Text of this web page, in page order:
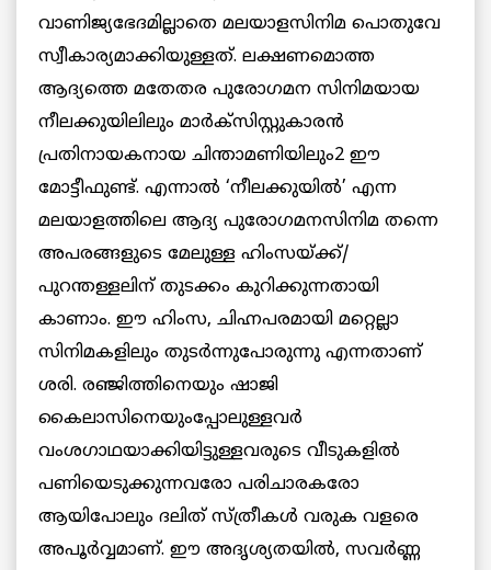
വാണിജ്യഭേദമില്ലാതെ മലയാളസിനിമ പൊതുവേ
സ്വീകാര്യമാക്കിയുള്ളത്. ലക്ഷണമൊത്ത
ആദ്യത്തെ മതേതര പുരോഗമന സിനിമയായ
നീലക്കുയിലിലും മാര്‍ക്‌സിസ്റ്റുകാരന്‍
പ്രതിനായകനായ ചിന്താമണിയിലും2 ഈ
മോട്ടീഫുണ്ട്. എന്നാല്‍ ‘നീലക്കുയില്‍’ എന്ന
മലയാളത്തിലെ ആദ്യ പുരോഗമനസിനിമ തന്നെ
അപരങ്ങളുടെ മേലുള്ള ഹിംസയ്ക്ക്/
പുറന്തള്ളലിന് തുടക്കം കുറിക്കുന്നതായി
കാണാം. ഈ ഹിംസ, ചിഹ്നപരമായി മറ്റെല്ലാ
സിനിമകളിലും തുടര്‍ന്നുപോരുന്നു എന്നതാണ്
ശരി. രഞ്ജിത്തിനെയും ഷാജി
കൈലാസിനെയുംപ്പോലുള്ളവര്‍
വംശഗാഥയാക്കിയിട്ടുള്ളവരുടെ വീടുകളില്‍
പണിയെടുക്കുന്നവരോ പരിചാരകരോ
ആയിപോലും ദലിത് സ്ത്രീകള്‍ വരുക വളരെ
അപൂര്‍വ്വമാണ്. ഈ അദൃശ്യതയില്‍, സവര്‍ണ്ണ